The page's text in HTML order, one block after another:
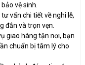
vệ sinh.
vấn chi tiết về nghi lễ,
đắn và trọn vẹn.
giao hàng tận nơi, bạn
chuẩn bị tâm lý cho